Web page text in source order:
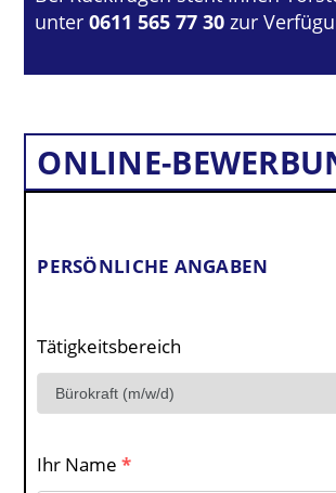
unter0611 565 77 30 zur
ONLINE-
PERSÖNLICHE ANGABEN
Tätigkeitsbereich
Ihr Name *